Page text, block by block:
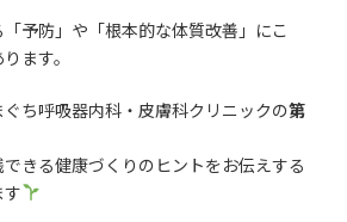
予防」や「根本的な体質改善」にこ
ます。
ち呼吸器内科・皮膚科クリニックの第
きる健康づくりのヒントをお伝えする
す